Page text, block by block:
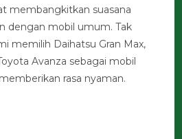
membangkitkan suasana
dengan mobil umum. Tak
memilih Daihatsu Gran Max,
Avanza sebagai mobil
rasa nyaman.